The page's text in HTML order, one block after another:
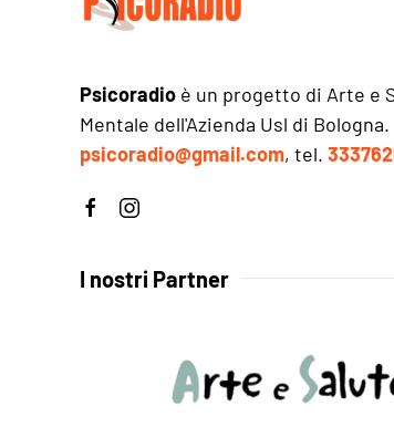
Psicoradio è un progetto di Arte e
Mentale dell'Azienda Usl di Bologna.
psicoradio@gmail.com, tel.
I nostri Partner